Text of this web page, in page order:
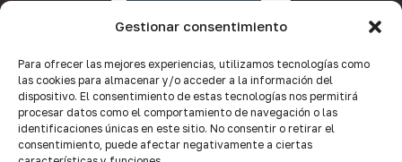
Gestionar consentimiento
Para ofrecer las mejores experiencias, utilizamos tecnologías como
las cookies para almacenar y/o acceder a la información del
dispositivo. El consentimiento de estas tecnologías nos permitirá
procesar datos como el comportamiento de navegación o las
identificaciones únicas en este sitio. No consentir o retirar el
consentimiento, puede afectar negativamente a ciertas